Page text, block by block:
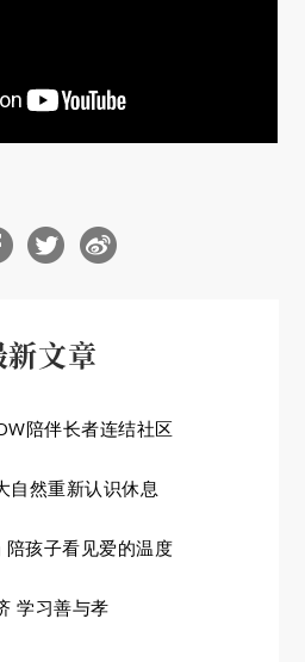
新文章
陪伴长者连结社区
自然重新认识休息
孩子看见爱的温度
学习善与孝